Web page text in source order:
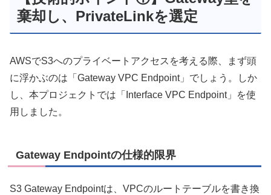
棄却し、PrivateLinkを選定
AWSでS3へのプライベートアクセスを考える際、まず頭
に浮かぶのは「Gateway VPC Endpoint」でしょう。しか
し、本プロジェクトでは「Interface VPC Endpoint」を使
用しました。
Gateway Endpointの仕様的限界
S3 Gateway Endpointは、VPCのルートテーブルを書き換